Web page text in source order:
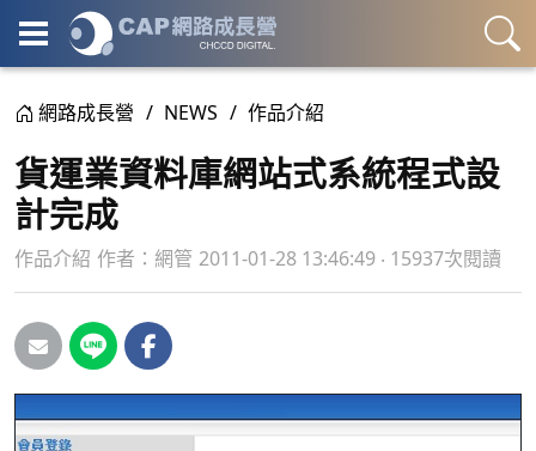
網路成長營 NEWS 作品介紹
貨運業資料庫網站式系統程式設
計完成
作品介紹 作者： 網管 2011-01-28 13:46:49 ‧ 15937次閱讀